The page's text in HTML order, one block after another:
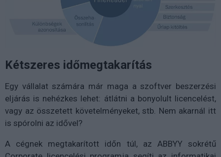
Kétszeres időmegtakarítás
Egy vállalat számára már maga a szoftver beszerzési
eljárás is nehézkes lehet: átlátni a bonyolult licencelést,
vagy az összetett követelményeket, stb. Nem akarnál itt
is spórolni az idővel?
A cégnek megtakarított időn túl, az ABBYY sokrétű